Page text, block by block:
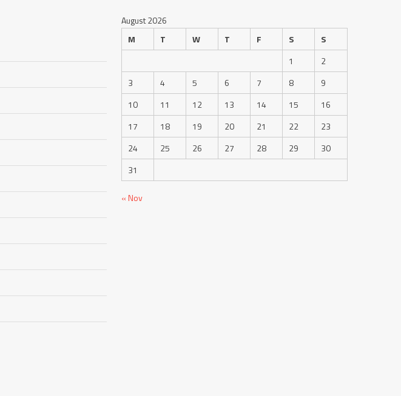
August 2026
M
T W T F S
S
1
2
3
4 5 6 7 8
9
10
11 12 13 14 15
16
17
18 19 20 21 22
23
24
25 26 27 28 29
30
31
« Nov